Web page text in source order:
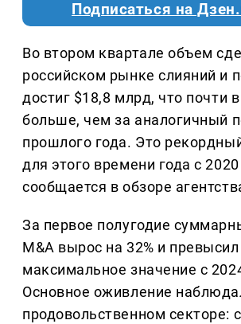
Подписаться на
Во втором квартале объем
российском рынке слияний и
достиг $18,8 млрд, что почти
больше, чем за аналогичный
прошлого года. Это
для этого времени года с 2020
сообщается в обзоре
За первое полугодие
M&A вырос на 32% и
максимальное значение с
Основное оживление
продовольственном секторе: